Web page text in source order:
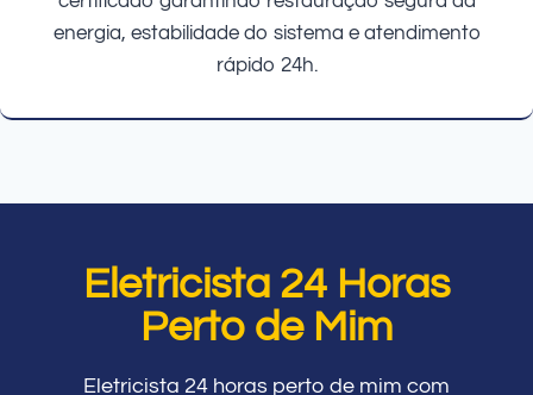
energia, estabilidade do sistema e atendimento
rápido 24h.
Eletricista 24 Horas
Perto de Mim
Eletricista 24 horas perto de mim com